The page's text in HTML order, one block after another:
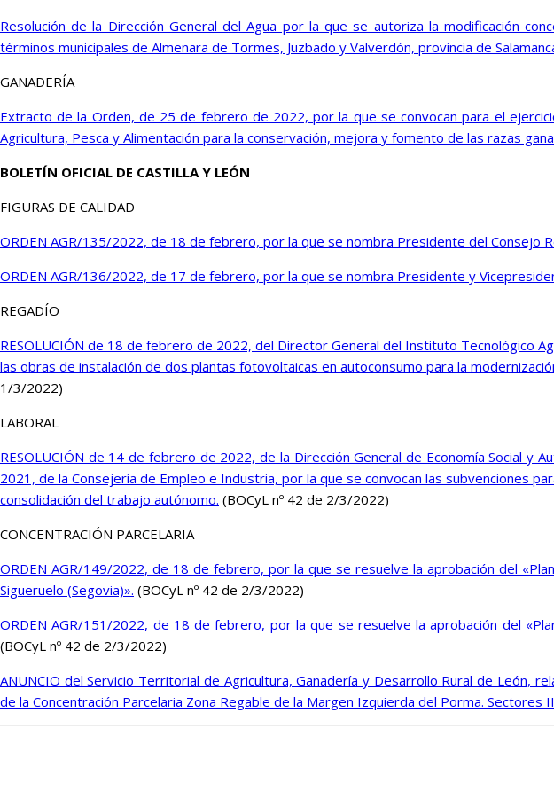
Resolución de la Dirección General del Agua por la que se autoriza la modificación
términos municipales de Almenara de Tormes, Juzbado y Valverdón, provincia de
GANADERÍA
Extracto de la Orden, de 25 de febrero de 2022, por la que se convocan para el
Agricultura, Pesca y Alimentación para la conservación, mejora y fomento de las razas
BOLETÍN OFICIAL DE CASTILLA Y LEÓN
FIGURAS DE CALIDAD
ORDEN AGR/135/2022, de 18 de febrero, por la que se nombra Presidente del Consejo
ORDEN AGR/136/2022, de 17 de febrero, por la que se nombra Presidente y
REGADÍO
RESOLUCIÓN de 18 de febrero de 2022, del Director General del Instituto Tecnológico
las obras de instalación de dos plantas fotovoltaicas en autoconsumo para la
1/3/2022)
LABORAL
RESOLUCIÓN de 14 de febrero de 2022, de la Dirección General de Economía Social
2021, de la Consejería de Empleo e Industria, por la que se convocan las subvenciones
consolidación del trabajo autónomo. (BOCyL nº 42 de 2/3/2022)
CONCENTRACIÓN PARCELARIA
ORDEN AGR/149/2022, de 18 de febrero, por la que se resuelve la aprobación del
Sigueruelo (Segovia)». (BOCyL nº 42 de 2/3/2022)
ORDEN AGR/151/2022, de 18 de febrero, por la que se resuelve la aprobación del
(BOCyL nº 42 de 2/3/2022)
ANUNCIO del Servicio Territorial de Agricultura, Ganadería y Desarrollo Rural de León,
de la Concentración Parcelaria Zona Regable de la Margen Izquierda del Porma. Sectores